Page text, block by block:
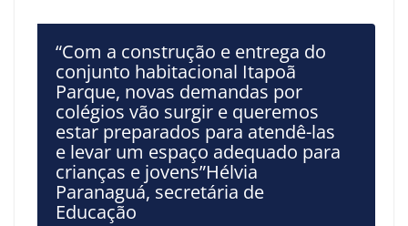
“Com a construção e entrega do
conjunto habitacional Itapoã
Parque, novas demandas por
colégios vão surgir e queremos
estar preparados para atendê-las
e levar um espaço adequado para
crianças e jovens”Hélvia
Paranaguá, secretária de
Educação